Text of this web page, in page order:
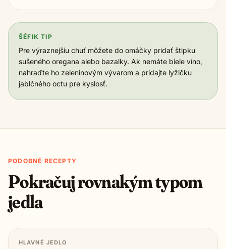
ŠÉFIK TIP
Pre výraznejšiu chuť môžete do omáčky pridať štipku
sušeného oregana alebo bazalky. Ak nemáte biele víno,
nahraďte ho zeleninovým vývarom a pridajte lyžičku
jablčného octu pre kyslosť.
PODOBNÉ RECEPTY
Pokračuj rovnakým typom
jedla
HLAVNÉ JEDLO